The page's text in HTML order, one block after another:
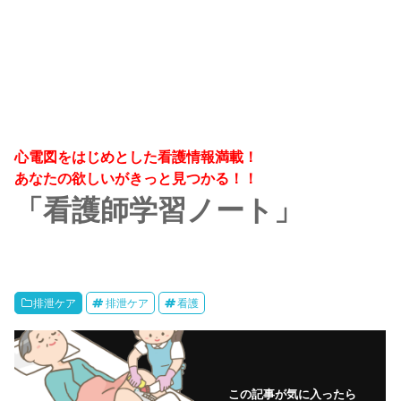
心電図をはじめとした看護情報満載！
あなたの欲しいがきっと見つかる！！
「看護師学習ノート」
排泄ケア 排泄ケア 看護
この記事が気に入ったら